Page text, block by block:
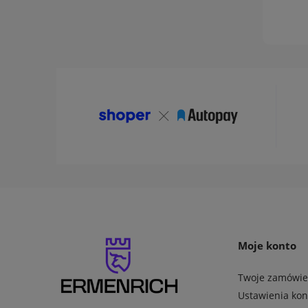
Moje konto
Twoje
Ustawienia